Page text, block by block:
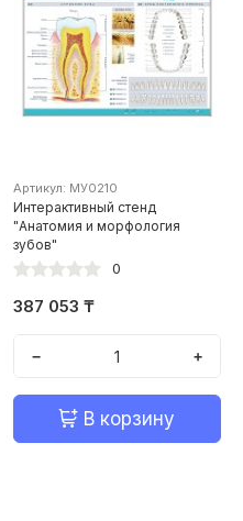
Артикул: МУ0210
Интерактивный стенд
"Анатомия и морфология
зубов"
0
387 053 ₸
− +
В корзину